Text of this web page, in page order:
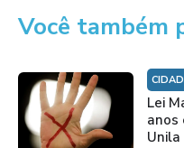
Você também
Lei
anos
Unila